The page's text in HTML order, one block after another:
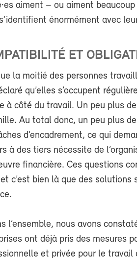
aiment – ou aiment
énormément avec
ET
la moitié des personnes
qu’elles s’occupent
à côté du travail. Un peu plus
Au total donc, un peu plus
d’encadrement, ce qui
à des tiers nécessite de
financière. Ces questions
c’est bien là que des
l’ensemble, nous avons
ont déjà pris des mesures
et privée pour le